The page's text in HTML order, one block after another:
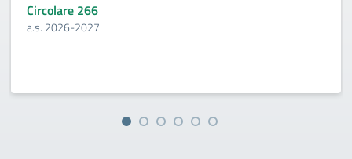
Circolare 266
a.s. 2026-2027